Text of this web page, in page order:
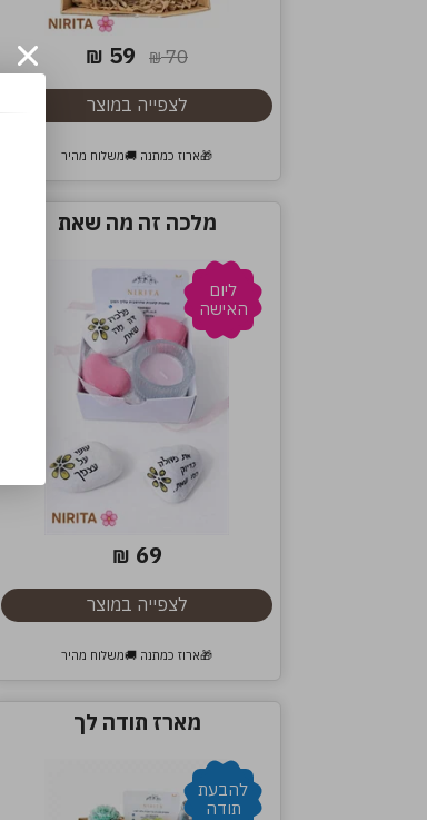
70
₪
59
₪
לצפייה במוצר
🎁ארוז כמתנה 🚚משלוח מהיר
מלכה זה מה שאת
ליום
האישה
69
₪
לצפייה במוצר
🎁ארוז כמתנה 🚚משלוח מהיר
מארז תודה לך
להבעת
תודה